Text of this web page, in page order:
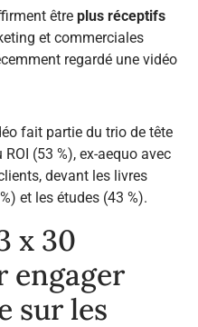
être plus réceptifs
et commerciales
regardé une vidéo
fait partie du trio de tête
(53 %), ex-aequo avec
devant les livres
et les études (43 %).
x 30
engager
sur les